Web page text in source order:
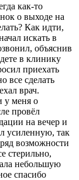
как-то
о выходе на
Как идти,
искать в
объяснив
в клинику
приехать
все сделать
врач.
у меня о
провёл
на вечер и
усиленную, так
возможности
стерильно,
небольшую
спасибо